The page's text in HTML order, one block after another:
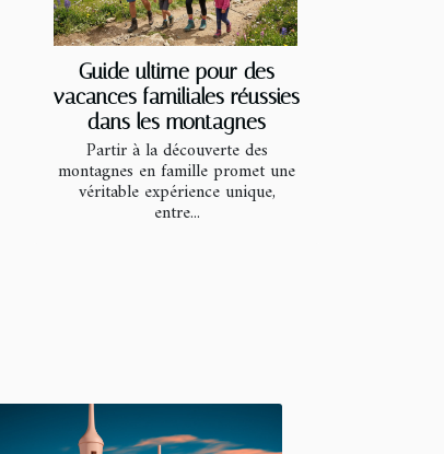
Guide ultime pour des
vacances familiales réussies
dans les montagnes
Partir à la découverte des
montagnes en famille promet une
véritable expérience unique,
entre...